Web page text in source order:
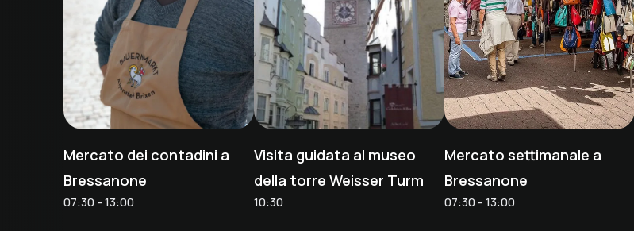
Mercato dei contadini a
Bressanone
07:30 - 13:00
Visita guidata al museo
della torre Weisser Turm
10:30
Mercato settimanale a
Bressanone
07:30 - 13:00